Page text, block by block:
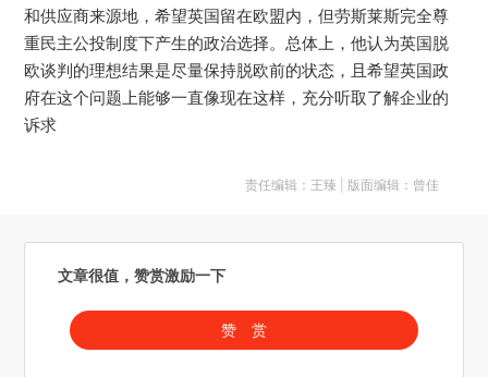
和供应商来源地，希望英国留在欧盟内，但劳斯莱斯完全尊
重民主公投制度下产生的政治选择。总体上，他认为英国脱
欧谈判的理想结果是尽量保持脱欧前的状态，且希望英国政
府在这个问题上能够一直像现在这样，充分听取了解企业的
诉求
责任编辑：王臻 | 版面编辑：曾佳
文章很值，赞赏激励一下
赞 赏